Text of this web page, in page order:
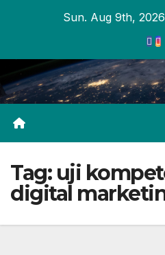
Sun. Aug 9th, 2026
Tag: uji
digital